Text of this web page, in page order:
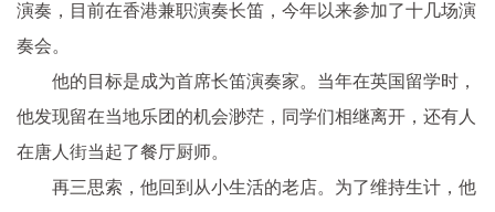
演奏，目前在香港兼职演奏长笛，今年以来参加了十几场演
奏会。
他的目标是成为首席长笛演奏家。当年在英国留学时，
他发现留在当地乐团的机会渺茫，同学们相继离开，还有人
在唐人街当起了餐厅厨师。
再三思索，他回到从小生活的老店。为了维持生计，他